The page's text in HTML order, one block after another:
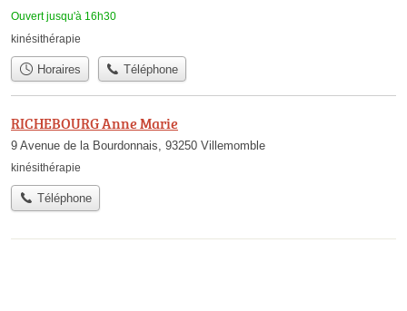
Ouvert jusqu'à 16h30
kinésithérapie
Horaires Téléphone
RICHEBOURG Anne Marie
9 Avenue de la Bourdonnais, 93250 Villemomble
kinésithérapie
Téléphone